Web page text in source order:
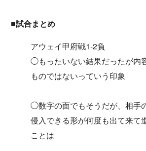
■試合まとめ
アウェイ甲府戦1-2負
◯もったいない結果だったが内
ものではないっていう印象
◯数字の面でもそうだが、相手
侵入できる形が何度も出て来て
ことは